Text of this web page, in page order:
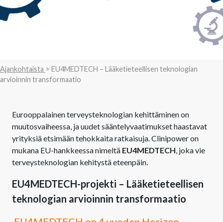
Ajankohtaista > EU4MEDTECH – Lääketieteellisen teknologian
arvioinnin transformaatio
Eurooppalainen terveysteknologian kehittäminen on
muutosvaiheessa, ja uudet sääntelyvaatimukset haastavat
yrityksiä etsimään tehokkaita ratkaisuja. Clinipower on
mukana EU-hankkeessa nimeltä EU4MEDTECH, joka vie
terveysteknologian kehitystä eteenpäin.
EU4MEDTECH-projekti – Lääketieteellisen
teknologian arvioinnin transformaatio